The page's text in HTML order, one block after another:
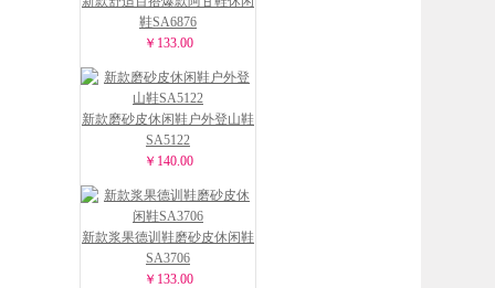
鞋SA6876
￥133.00
新款磨砂皮休闲鞋户外登山鞋
SA5122
￥140.00
新款浆果德训鞋磨砂皮休闲鞋
SA3706
￥133.00